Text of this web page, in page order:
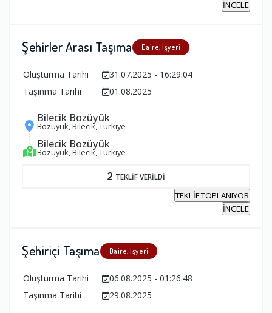
İNCELE
Şehirler Arası Taşıma Daire, İşyeri
Oluşturma Tarihi
31.07.2025 - 16:29:04
Taşınma Tarihi
01.08.2025
Bilecik Bozüyük
Bozüyük, Bilecik, Türkiye
Bilecik Bozüyük
Bozüyük, Bilecik, Türkiye
2 TEKLİF VERİLDİ
TEKLİF TOPLANIYOR
İNCELE
Şehiriçi Taşıma Daire, İşyeri
Oluşturma Tarihi
06.08.2025 - 01:26:48
Taşınma Tarihi
29.08.2025